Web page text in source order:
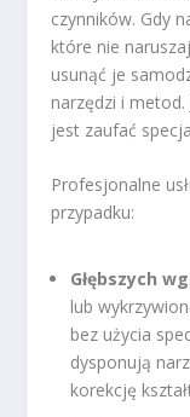
czynników. Gdy
które nie
usunąć je
narzędzi i
jest zaufać
Profesjonalne
przypadku:
Głębszych
lub
bez użycia
dysponują
korekcję